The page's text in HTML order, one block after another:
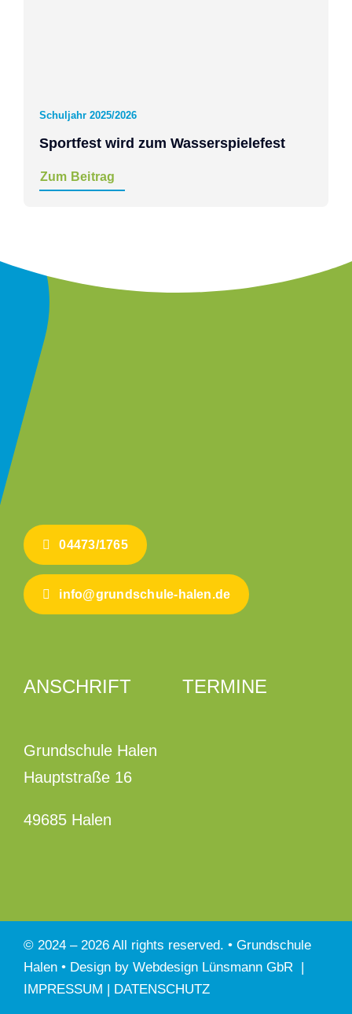
Schuljahr 2025/2026
Sportfest wird zum Wasserspielefest
Zum Beitrag
04473/1765
info@grundschule-halen.de
ANSCHRIFT
Grundschule Halen
Hauptstraße 16
49685 Halen
TERMINE
© 2024 – 2026 All rights reserved. • Grundschule
Halen • Design by Webdesign Lünsmann GbR |
IMPRESSUM | DATENSCHUTZ